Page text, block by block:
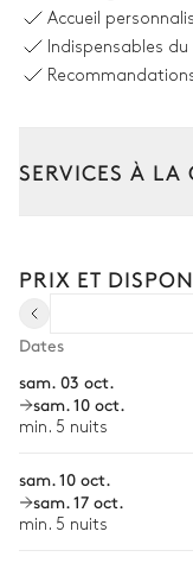
8Transats
Douche extérieure
Terrasse
Jardin
Accueil
Indispensables
SERVICES À LA
Transfert à
Courses livrées
Chef à domicile
Bien-être à
Babysitter
PRIX ET
Dates
sam. 03 oct.
sam. 10 oct.
min. 5 nuits
sam. 10 oct.
sam. 17 oct.
min. 5 nuits